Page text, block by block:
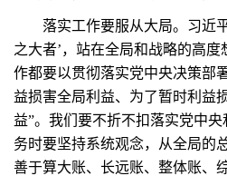
落实工作要服从大局。习近平
之大者’，站在全局和战略的高
作都要以贯彻落实党中央决策部
益损害全局利益、为了暂时利益
益”。我们要不折不扣落实党中
务时要坚持系统观念，从全局的
善于算大账、长远账、整体账、